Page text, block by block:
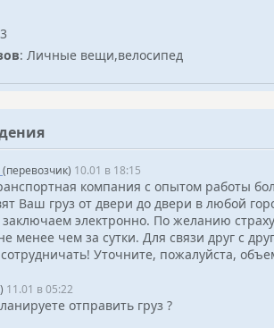
: Личные вещи,велосипед
(перевозчик) 10.01 в 18:15
компания с опытом работы
Ваш груз от двери до двери в любой
заключаем электронно. По желанию
менее чем за сутки. Для связи друг с
Уточните, пожалуйста,
11.01 в 05:22
отправить груз ?